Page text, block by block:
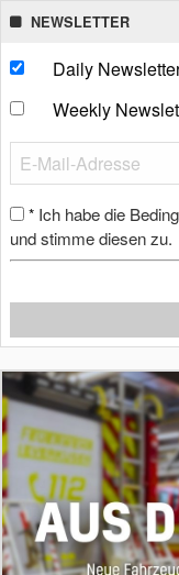
NEWSLETTER
Daily
Weekly
* Ich habe die
und stimme diesen zu.